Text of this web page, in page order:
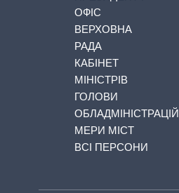
ОФІС
ВЕРХОВНА
РАДА
КАБІНЕТ
МІНІСТРІВ
ГОЛОВИ
ОБЛАДМІНІСТРАЦІЙ
МЕРИ МІСТ
ВСІ ПЕРСОНИ